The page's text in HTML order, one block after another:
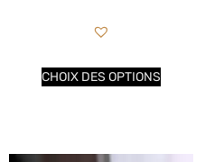
CHOIX DES OPTIONS